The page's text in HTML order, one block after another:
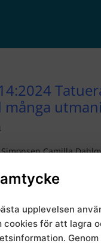
många
Camilla
upplevelsen
cookies för att lagra